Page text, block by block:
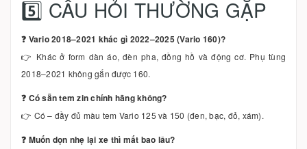
5️⃣ CÂU HỎI THƯỜNG GẶP
❓ Vario 2018–2021 khác gì 2022–2025 (Vario 160)?
👉 Khác ở form dàn áo, đèn pha, đồng hồ và động cơ. Phụ tùng
2018–2021 không gắn được 160.
❓ Có sẵn tem zin chính hãng không?
👉 Có – đầy đủ màu tem Vario 125 và 150 (đen, bạc, đỏ, xám).
❓ Muốn dọn nhẹ lại xe thì mất bao lâu?